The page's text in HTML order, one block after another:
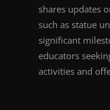
shares updates
such as statue
significant
educators
activities and